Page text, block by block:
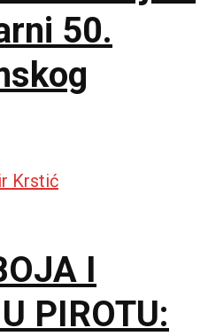
50.
I
PIROTU: